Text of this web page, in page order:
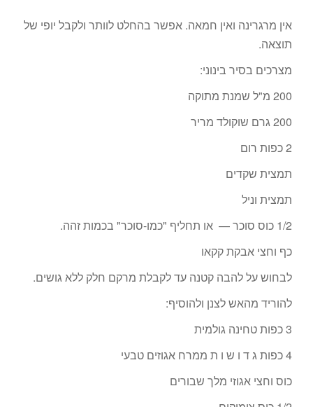
אין מרגרינה ואין חמאה. אפשר בהחלט לוותר ולקבל יופי של
תוצאה.
מצרכים בסיר בינוני:
200 מ"ל שמנת מתוקה
200 גרם שוקולד מריר
2 כפות רום
תמצית שקדים
תמצית וניל
1/2 כוס סוכר — או תחליף "כמו-סוכר" בכמות זהה.
כף וחצי אבקת קקאו
לבחוש על להבה קטנה עד לקבלת מרקם חלק ללא גושים.
להוריד מהאש לצנן ולהוסיף:
3 כפות טחינה גולמית
4 כפות ג ד ו ש ו ת ממרח אגוזים טבעי
כוס וחצי אגוזי מלך שבורים